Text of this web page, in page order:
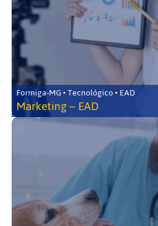
Formiga-MG • Tecnológico • EAD
Marketing – EAD